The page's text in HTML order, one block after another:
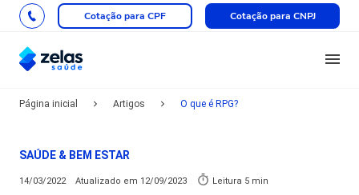
Cotação para CPF Cotação para CNPJ
Página inicial Artigos O que é RPG?
SAÚDE & BEM ESTAR
14/03/2022 Atualizado em 12/09/2023 Leitura 5 min